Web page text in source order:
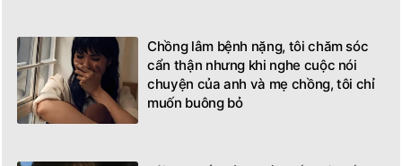
Chồng lâm bệnh nặng, tôi chăm sóc
cẩn thận nhưng khi nghe cuộc nói
chuyện của anh và mẹ chồng, tôi chỉ
muốn buông bỏ